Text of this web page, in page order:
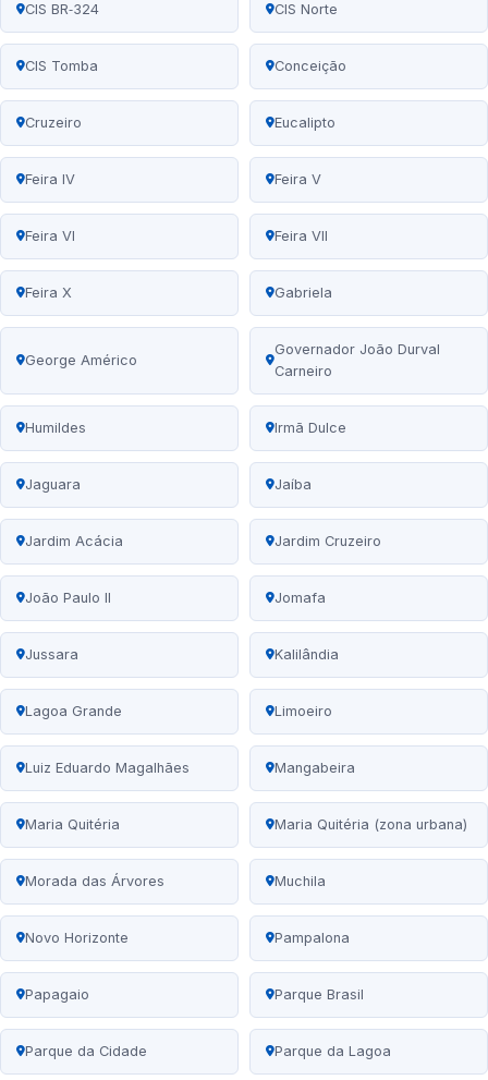
CIS BR‑324 CIS Norte
CIS Tomba Conceição
Cruzeiro Eucalipto
Feira IV Feira V
Feira VI Feira VII
Feira X Gabriela
George Américo
Governador João Durval
Carneiro
Humildes Irmã Dulce
Jaguara Jaíba
Jardim Acácia Jardim Cruzeiro
João Paulo II Jomafa
Jussara Kalilândia
Lagoa Grande Limoeiro
Luiz Eduardo Magalhães Mangabeira
Maria Quitéria Maria Quitéria (zona urbana)
Morada das Árvores Muchila
Novo Horizonte Pampalona
Papagaio Parque Brasil
Parque da Cidade Parque da Lagoa